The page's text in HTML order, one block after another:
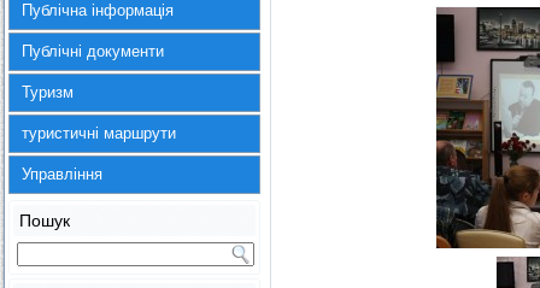
Публічна інформація
Публічні документи
Туризм
туристичні маршрути
Управління
Пошук